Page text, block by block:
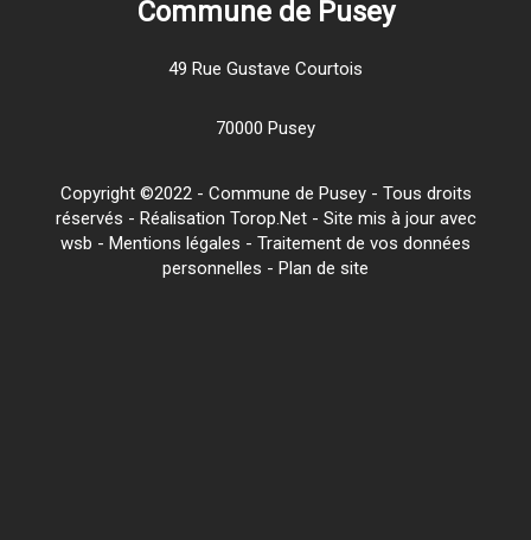
Commune de Pusey
49 Rue Gustave Courtois
70000 Pusey
Copyright ©2022 - Commune de Pusey - Tous droits
réservés - Réalisation Torop.Net - Site mis à jour avec
wsb - Mentions légales - Traitement de vos données
personnelles - Plan de site